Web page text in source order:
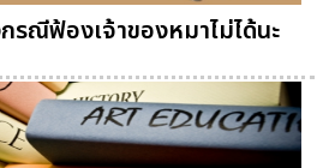
รณีฟ้องเจ้าของหมาไม่ได้นะ